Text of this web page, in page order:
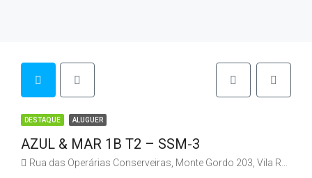
DESTAQUE ALUGUER
AZUL & MAR 1B T2 – SSM-3
Rua das Operárias Conserveiras, Monte Gordo 203, Vila Real de Santo António, Faro, 8900-417, Portugal